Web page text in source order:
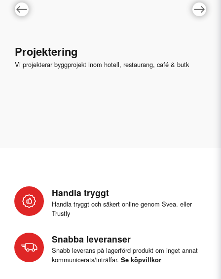
Projektering
Vi projekterar byggprojekt inom hotell, restaurang, café & butk
Handla tryggt
Handla tryggt och säkert online genom Svea. eller
Trustly
Snabba leveranser
Snabb leverans på lagerförd produkt om inget annat
kommunicerats/inträffar. Se köpvillkor